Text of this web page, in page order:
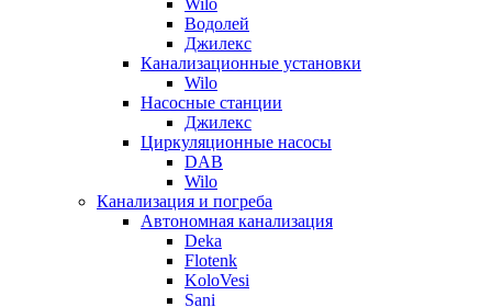
Wilo
Водолей
Джилекс
Канализационные установки
Wilo
Насосные станции
Джилекс
Циркуляционные насосы
DAB
Wilo
Канализация и погреба
Автономная канализация
Deka
Flotenk
KoloVesi
Sani